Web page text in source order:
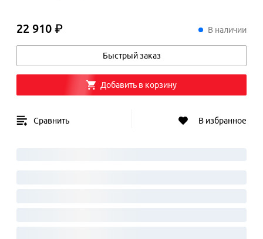
22 910 ₽22 910 ₽ В наличии
Быстрый заказ
Добавить в корзину
Сравнить В избранное